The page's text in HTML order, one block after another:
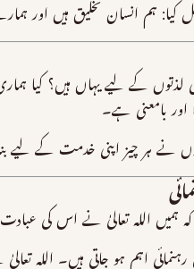
کیا: ہم انسان تخلیق ہیں
کے لیے یہاں ہیں؟ کیا ہماری
بامعنی ہے۔
نے ہر چیز اپنی خدمت کے لیے
ہمیں اللہ تعالیٰ نے اس کی
رہنمائی اہم ہو جاتی ہیں۔ اللہ